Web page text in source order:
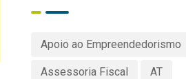
Apoio ao Empreendedorismo
Assessoria Fiscal AT